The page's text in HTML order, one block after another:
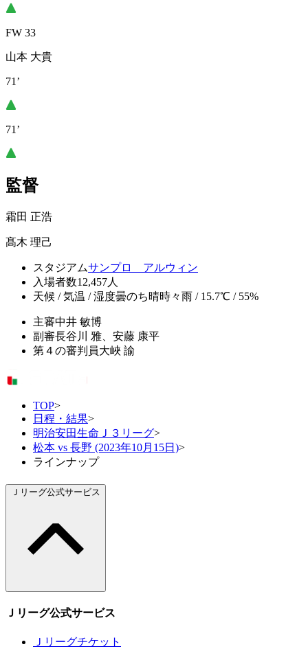
FW 33
山本 大貴
71’
71’
監督
霜田 正浩
髙木 理己
スタジアムサンプロ アルウィン
入場者数12,457人
天候 / 気温 / 湿度曇のち晴時々雨 / 15.7℃ / 55%
主審中井 敏博
副審長谷川 雅、安藤 康平
第４の審判員大峽 諭
TOP>
日程・結果>
明治安田生命Ｊ３リーグ>
松本 vs 長野 (2023年10月15日)>
ラインナップ
Ｊリーグ公式サービス
Ｊリーグ公式サービス
Ｊリーグチケット